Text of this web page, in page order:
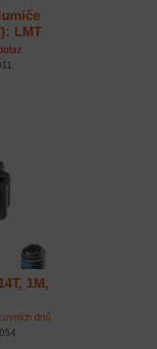
LMT
1M,
dnů